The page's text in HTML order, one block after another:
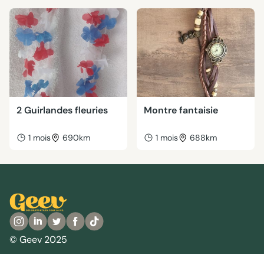
2 Guirlandes fleuries
1 mois 690km
Montre fantaisie
1 mois 688km
© Geev 2025